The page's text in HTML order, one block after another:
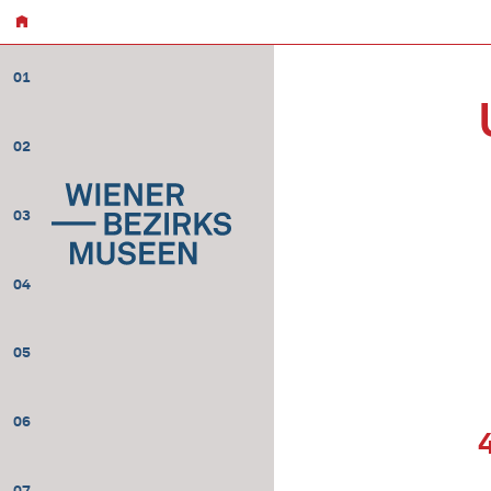
01
02
03
04
05
06